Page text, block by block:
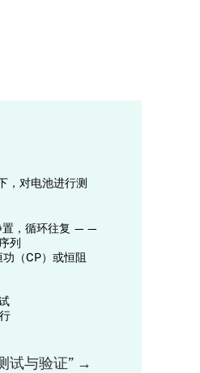
，对电池进行测
置，循环往复 ——
列
（CP）或恒阻
试与验证” →